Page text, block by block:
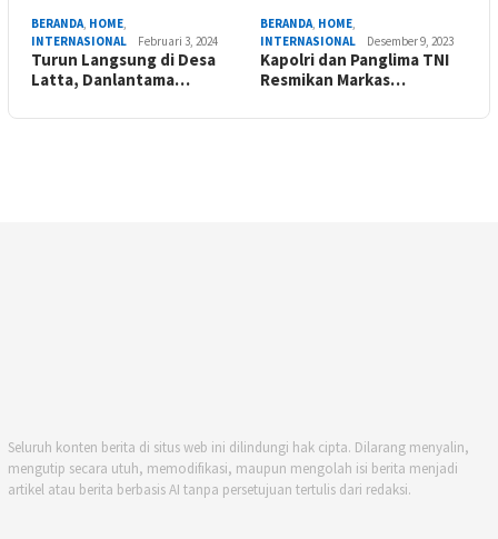
BERANDA, HOME,
INTERNASIONAL
Februari 3, 2024
Turun Langsung di Desa
Latta, Danlantama…
BERANDA, HOME,
INTERNASIONAL
Desember 9, 2023
Kapolri dan Panglima TNI
Resmikan Markas…
Seluruh konten berita di situs web ini dilindungi hak cipta. Dilarang menyalin,
mengutip secara utuh, memodifikasi, maupun mengolah isi berita menjadi
artikel atau berita berbasis AI tanpa persetujuan tertulis dari redaksi.